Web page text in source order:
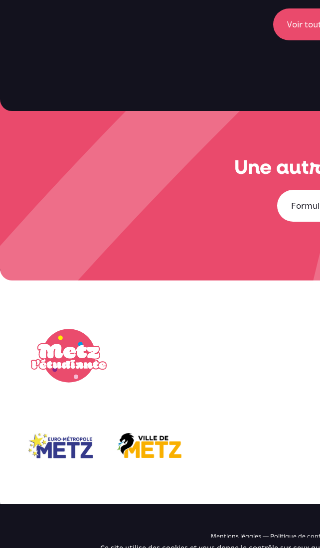
Voir
Une
Mentions légales — Politique de